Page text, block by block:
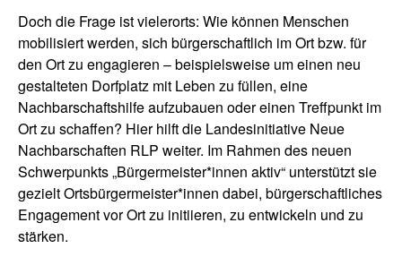
Doch die Frage ist vielerorts: Wie können Menschen
mobilisiert werden, sich bürgerschaftlich im Ort bzw. für
den Ort zu engagieren – beispielsweise um einen neu
gestalteten Dorfplatz mit Leben zu füllen, eine
Nachbarschaftshilfe aufzubauen oder einen Treffpunkt im
Ort zu schaffen? Hier hilft die Landesinitiative Neue
Nachbarschaften RLP weiter. Im Rahmen des neuen
Schwerpunkts „Bürgermeister*innen aktiv“ unterstützt sie
gezielt Ortsbürgermeister*innen dabei, bürgerschaftliches
Engagement vor Ort zu initiieren, zu entwickeln und zu
stärken.